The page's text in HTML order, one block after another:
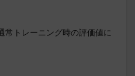
常トレーニング時の評価値に